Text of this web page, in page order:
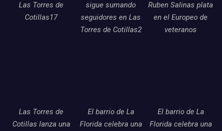
Las Torres de
Cotillas17
sigue sumando
seguidores en Las
Torres de Cotillas2
Ruben Salinas plata
en el Europeo de
veteranos
Las Torres de
Cotillas lanza una
El barrio de La
Florida celebra una
El barrio de La
Florida celebra una